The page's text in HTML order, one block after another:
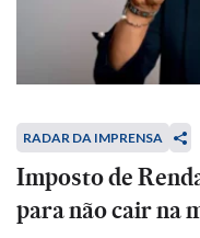
RADAR DA IMPRENSA
Imposto de
para não cair na